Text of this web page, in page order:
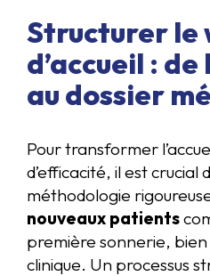
Structurer le
d’accueil :
au dossier
Pour transformer
d’efficacité, il est crucial
méthodologie
nouveaux patients
première sonnerie,
clinique. Un processus